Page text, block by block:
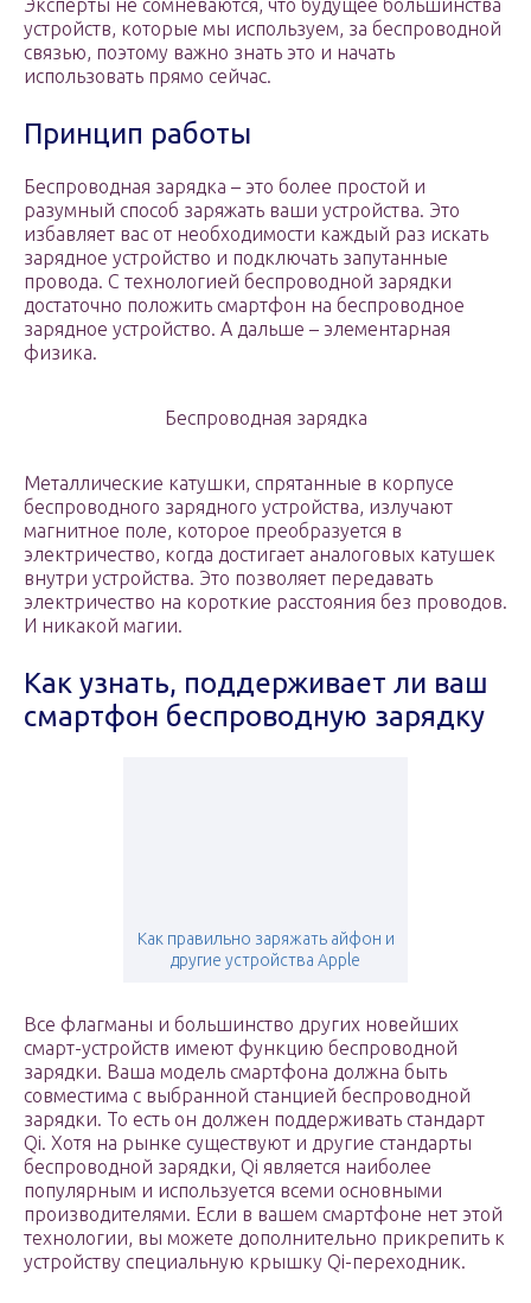
Эксперты не сомневаются, что будущее большинства
устройств, которые мы используем, за беспроводной
связью, поэтому важно знать это и начать
использовать прямо сейчас.
Принцип работы
Беспроводная зарядка – это более простой и
разумный способ заряжать ваши устройства. Это
избавляет вас от необходимости каждый раз искать
зарядное устройство и подключать запутанные
провода. С технологией беспроводной зарядки
достаточно положить смартфон на беспроводное
зарядное устройство. А дальше – элементарная
физика.
Беспроводная зарядка
Металлические катушки, спрятанные в корпусе
беспроводного зарядного устройства, излучают
магнитное поле, которое преобразуется в
электричество, когда достигает аналоговых катушек
внутри устройства. Это позволяет передавать
электричество на короткие расстояния без проводов.
И никакой магии.
Как узнать, поддерживает ли ваш
смартфон беспроводную зарядку
Как правильно заряжать айфон и
другие устройства Apple
Все флагманы и большинство других новейших
смарт-устройств имеют функцию беспроводной
зарядки. Ваша модель смартфона должна быть
совместима с выбранной станцией беспроводной
зарядки. То есть он должен поддерживать стандарт
Qi. Хотя на рынке существуют и другие стандарты
беспроводной зарядки, Qi является наиболее
популярным и используется всеми основными
производителями. Если в вашем смартфоне нет этой
технологии, вы можете дополнительно прикрепить к
устройству специальную крышку Qi-переходник.